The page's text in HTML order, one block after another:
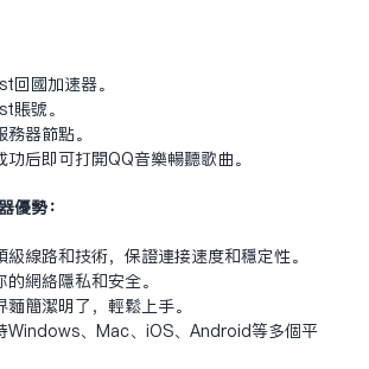
回国加速器。
账号。
器节点。
后即可打开QQ音乐畅听歌曲。
优势：
线路和技术，保证连接速度和稳定性。
网络隐私和安全。
简洁明了，轻松上手。
Windows、Mac、iOS、Android等多个平